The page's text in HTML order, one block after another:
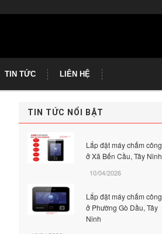
TIN TỨC LIÊN HỆ
TIN TỨC NỔI BẬT
Lắp đặt máy chấm công
ở Xã Bến Cầu, Tây Ninh
10/04/2026
Lắp đặt máy chấm công
ở Phường Gò Dầu, Tây
Ninh